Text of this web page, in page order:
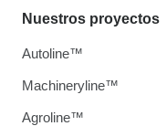
Nuestros proyectos
Autoline™
Machineryline™
Agroline™